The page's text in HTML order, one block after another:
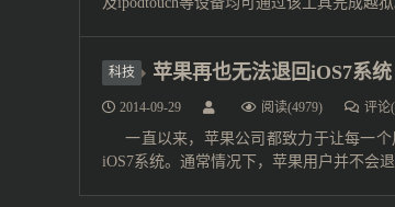
科技 苹果再也无法退回iOS7系统
2014-09-29 阅读(4979) 评论
一直以来，苹果公司都致力于让每一个
iOS7系统。通常情况下，苹果用户并不会